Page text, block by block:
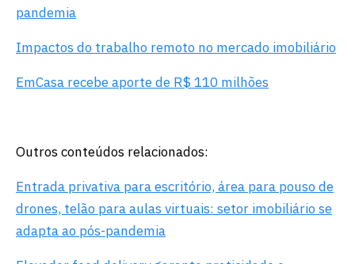
pandemia
Impactos do trabalho remoto no mercado imobiliário
EmCasa recebe aporte de R$ 110 milhões
Outros conteúdos relacionados:
Entrada privativa para escritório, área para pouso de
drones, telão para aulas virtuais: setor imobiliário se
adapta ao pós-pandemia